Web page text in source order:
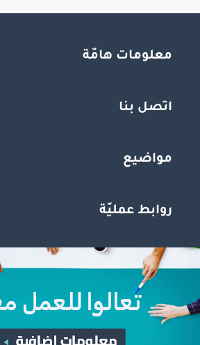
معلومات هامّة
اتصل بنا
مواضيع
روابط عمليّة